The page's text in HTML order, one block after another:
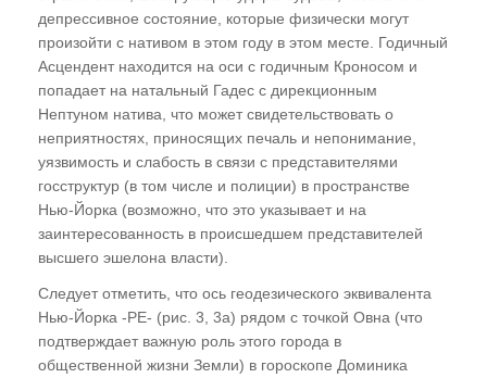
депрессивное состояние, которые физически могут
произойти с нативом в этом году в этом месте. Годичный
Асцендент находится на оси с годичным Кроносом и
попадает на натальный Гадес с дирекционным
Нептуном натива, что может свидетельствовать о
неприятностях, приносящих печаль и непонимание,
уязвимость и слабость в связи с представителями
госструктур (в том числе и полиции) в пространстве
Нью-Йорка (возможно, что это указывает и на
заинтересованность в происшедшем представителей
высшего эшелона власти).
Следует отметить, что ось геодезического эквивалента
Нью-Йорка -РЕ- (рис. 3, 3а) рядом с точкой Овна (что
подтверждает важную роль этого города в
общественной жизни Земли) в гороскопе Доминика